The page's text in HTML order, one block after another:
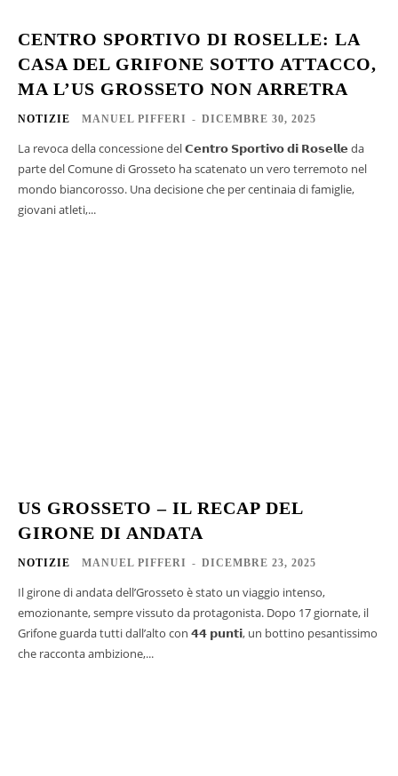
CENTRO SPORTIVO DI ROSELLE: LA
CASA DEL GRIFONE SOTTO ATTACCO,
MA L’US GROSSETO NON ARRETRA
NOTIZIE MANUEL PIFFERI - DICEMBRE 30, 2025
La revoca della concessione del 𝗖𝗲𝗻𝘁𝗿𝗼 𝗦𝗽𝗼𝗿𝘁𝗶𝘃𝗼 𝗱𝗶 𝗥𝗼𝘀𝗲𝗹𝗹𝗲 da
parte del Comune di Grosseto ha scatenato un vero terremoto nel
mondo biancorosso. Una decisione che per centinaia di famiglie,
giovani atleti,...
US GROSSETO – IL RECAP DEL
GIRONE DI ANDATA
NOTIZIE MANUEL PIFFERI - DICEMBRE 23, 2025
Il girone di andata dell’Grosseto è stato un viaggio intenso,
emozionante, sempre vissuto da protagonista. Dopo 17 giornate, il
Grifone guarda tutti dall’alto con 𝟰𝟰 𝗽𝘂𝗻𝘁𝗶, un bottino pesantissimo
che racconta ambizione,...